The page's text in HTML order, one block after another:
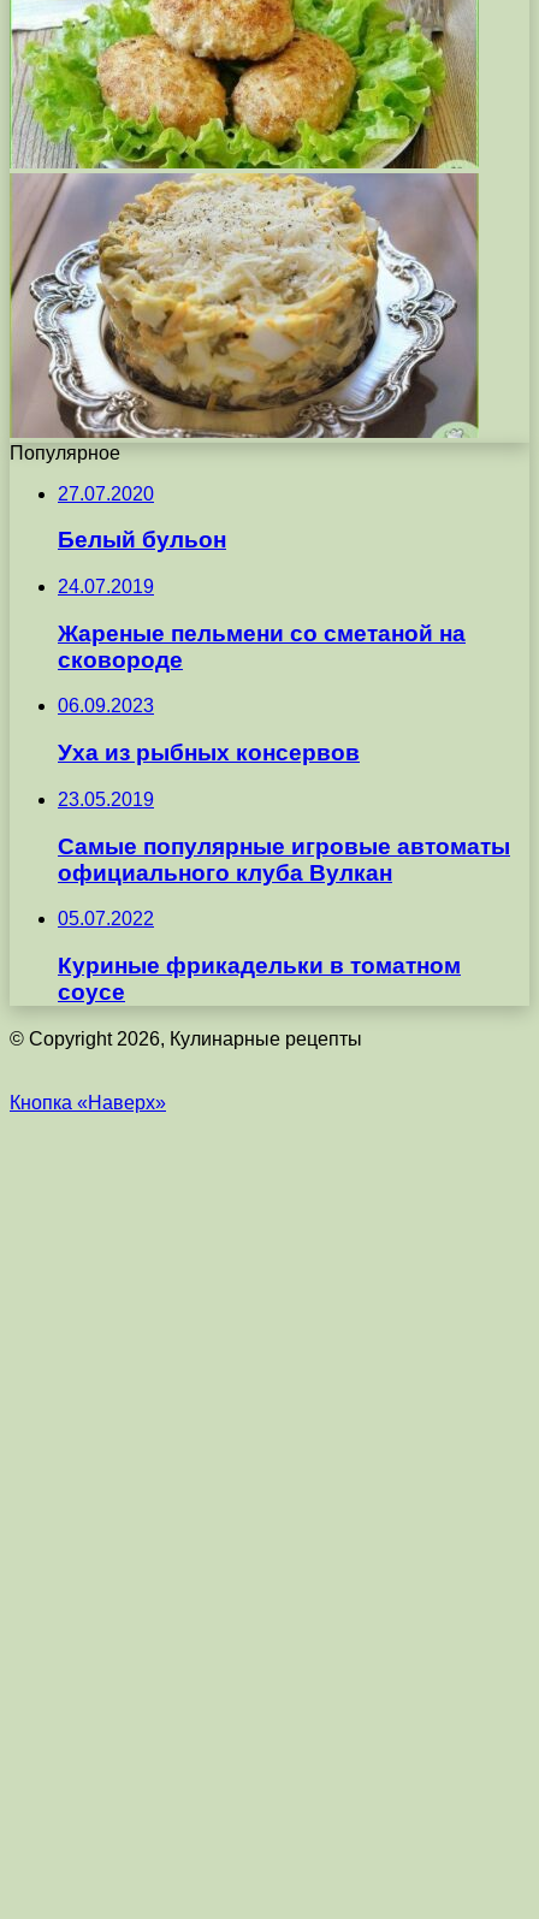
Популярное
27.07.2020
Белый бульон
24.07.2019
Жареные пельмени со сметаной на
сковороде
06.09.2023
Уха из рыбных консервов
23.05.2019
Самые популярные игровые автоматы
официального клуба Вулкан
05.07.2022
Куриные фрикадельки в томатном
соусе
© Copyright 2026, Кулинарные рецепты
Кнопка «Наверх»